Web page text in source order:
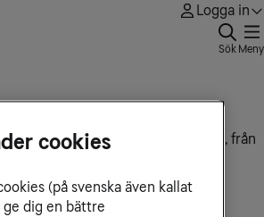
Logga in
Sök Meny
kostar att ringa, sms:a och surfa till, från
cookies
(på svenska även kallat
dig en bättre